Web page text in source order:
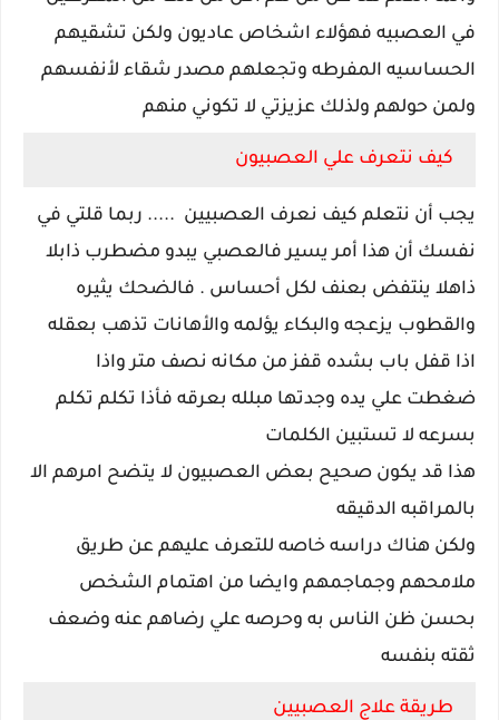
في العصبيه فهؤلاء اشخاص عاديون ولكن تشقيهم
الحساسيه المفرطه وتجعلهم مصدر شقاء لأنفسهم
ولمن حولهم ولذلك عزيزتي لا تكوني منهم
كيف نتعرف علي العصبيون
يجب أن نتعلم كيف نعرف العصبيين ..... ربما قلتي في
نفسك أن هذا أمر يسير فالعصبي يبدو مضطرب ذابلا
ذاهلا ينتفض بعنف لكل أحساس . فالضحك يثيره
والقطوب يزعجه والبكاء يؤلمه والأهانات تذهب بعقله
اذا قفل باب بشده قفز من مكانه نصف متر واذا
ضغطت علي يده وجدتها مبلله بعرقه فأذا تكلم تكلم
بسرعه لا تستبين الكلمات
هذا قد يكون صحيح بعض العصبيون لا يتضح امرهم الا
بالمراقبه الدقيقه
ولكن هناك دراسه خاصه للتعرف عليهم عن طريق
ملامحهم وجماجمهم وايضا من اهتمام الشخص
بحسن ظن الناس به وحرصه علي رضاهم عنه وضعف
ثقته بنفسه
طريقة علاج العصبيين